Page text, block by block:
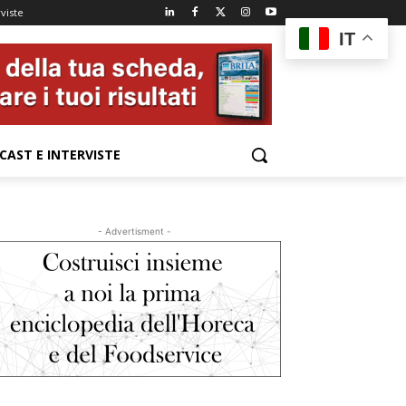
E INTERVISTE
- Advertisment -
IT